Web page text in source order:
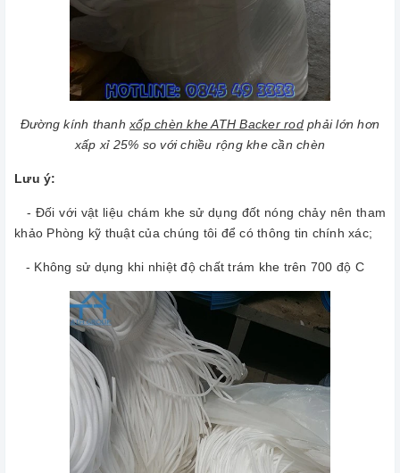
Đường kính thanhxốp chèn khe ATH Backer rodphải lớn hơn
xấp xỉ 25% so với chiều rộng khe cần chèn
Lưu ý:
- Đối với vật liệu chám khe sử dụng đốt nóng chảy nên tham
khảo Phòng kỹ thuật của chúng tôi để có thông tin chính xác;
- Không sử dụng khi nhiệt độ chất trám khe trên 700 độ C